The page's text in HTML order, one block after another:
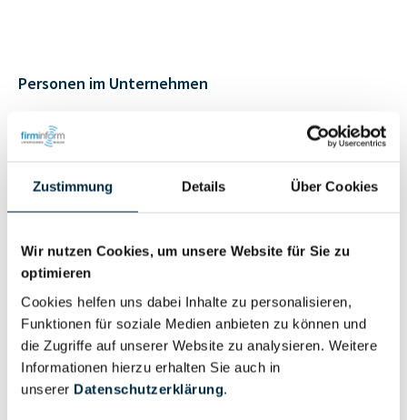
Zustimmung Details Über Cookies
Wir nutzen Cookies, um unsere Website für Sie zu
optimieren
Cookies helfen uns dabei Inhalte zu personalisieren,
Funktionen für soziale Medien anbieten zu können und
die Zugriffe auf unserer Website zu analysieren. Weitere
Informationen hierzu erhalten Sie auch in
unserer Datenschutzerklärung.
Personen im Unternehmen
Geschäftsführer (2)
Für registrierte
Berechtigter
Unternehmensprofil
Eigentums- und Kontrollstruktur